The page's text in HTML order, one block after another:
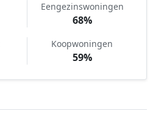
Eengezinswoningen
68%
Koopwoningen
59%